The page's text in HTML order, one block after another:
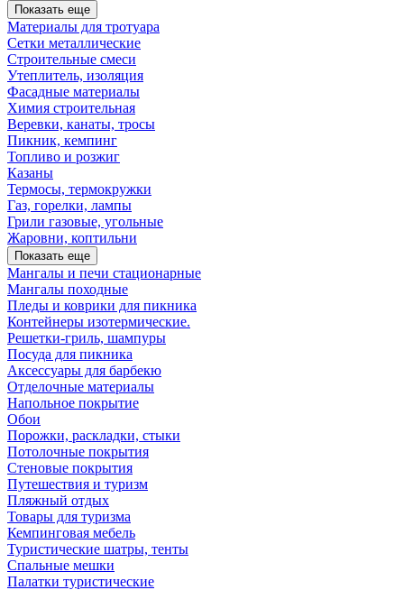
Показать еще
Материалы для тротуара
Сетки металлические
Строительные смеси
Утеплитель, изоляция
Фасадные материалы
Химия строительная
Веревки, канаты, тросы
Пикник, кемпинг
Топливо и розжиг
Казаны
Термосы, термокружки
Газ, горелки, лампы
Грили газовые, угольные
Жаровни, коптильни
Показать еще
Мангалы и печи стационарные
Мангалы походные
Пледы и коврики для пикника
Контейнеры изотермические.
Решетки-гриль, шампуры
Посуда для пикника
Аксессуары для барбекю
Отделочные материалы
Напольное покрытие
Обои
Порожки, раскладки, стыки
Потолочные покрытия
Стеновые покрытия
Путешествия и туризм
Пляжный отдых
Товары для туризма
Кемпинговая мебель
Туристические шатры, тенты
Спальные мешки
Палатки туристические